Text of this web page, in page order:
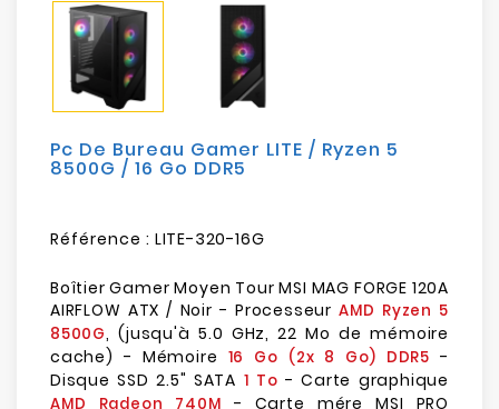
Sécurité
Mobilités
Pc De Bureau Gamer LITE / Ryzen 5
8500G / 16 Go DDR5
Référence : LITE-320-16G
Boîtier Gamer Moyen Tour MSI MAG FORGE 120A
AIRFLOW ATX / Noir - ProcesseurAMD Ryzen 5
8500G, (jusqu'à 5.0 GHz, 22 Mo de mémoire
cache) - Mémoire 16 Go (2x 8 Go) DDR5 -
Disque SSD 2.5" SATA 1 To - Carte graphique
AMD Radeon 740M - Carte mére MSI PRO